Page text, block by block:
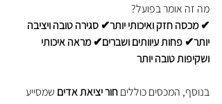
מה זה אומר בפועל?
✔ מכסה חזק ואיכותי יותר✔ סגירה טובה ויציבה
יותר✔ פחות עיוותים ושברים✔ מראה איכותי
ושקיפות טובה יותר
בנוסף, המכסים כוללים חור יציאת אדים שמסייע